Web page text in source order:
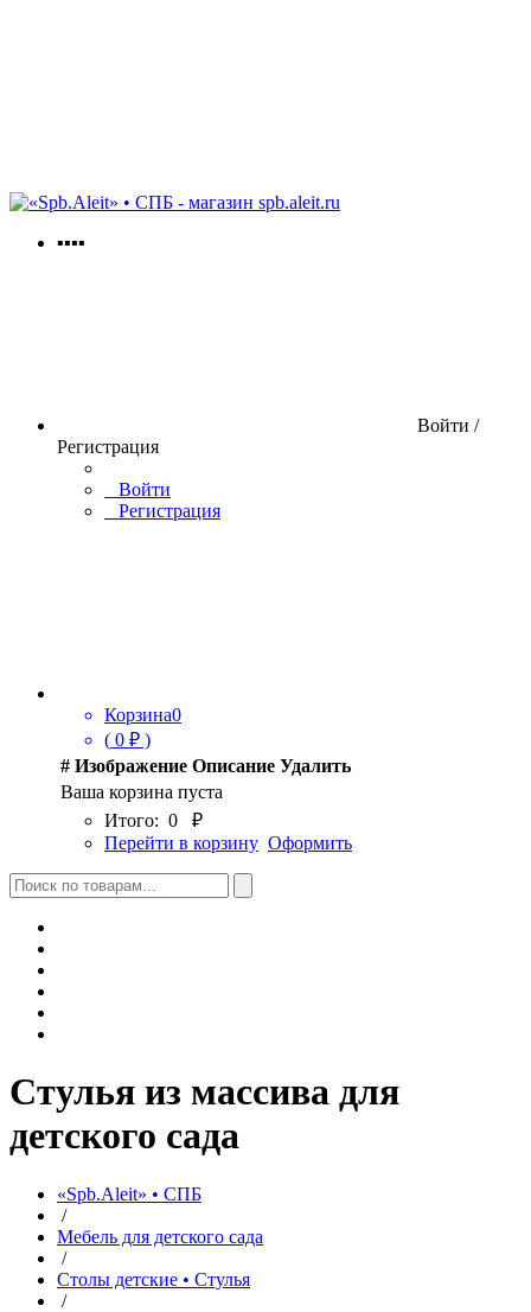
spb.aleit.ru
▪▪▪▪
Войти /
Регистрация
Войти
Регистрация
Корзина0
( 0 ₽ )
# Изображение Описание Удалить
Ваша корзина пуста
Итого: 0
₽
Перейти в корзину Оформить
Стулья из массива для
детского сада
«Spb.Aleit» • СПБ
/
Мебель для детского сада
/
Столы детские • Стулья
/